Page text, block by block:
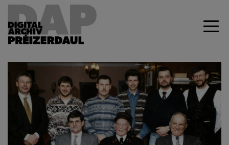
Previous Next